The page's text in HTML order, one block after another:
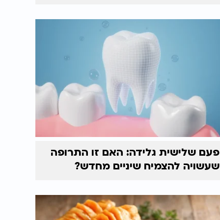
פעם שלישית גלידה: האם זו התרופה
שעשויה להצמיח שיניים מחדש?